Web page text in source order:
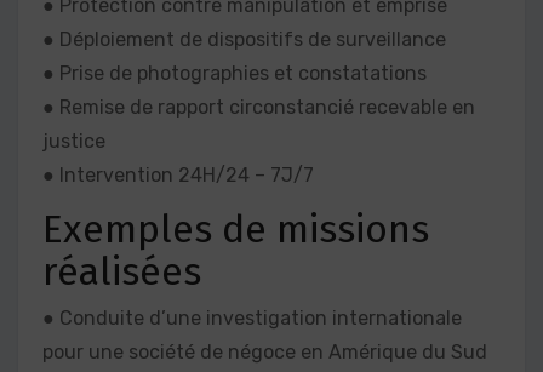
● Protection contre manipulation et emprise
● Déploiement de dispositifs de surveillance
● Prise de photographies et constatations
● Remise de rapport circonstancié recevable en
justice
● Intervention 24H/24 – 7J/7
Exemples de missions
réalisées
● Conduite d’une investigation internationale
pour une société de négoce en Amérique du Sud